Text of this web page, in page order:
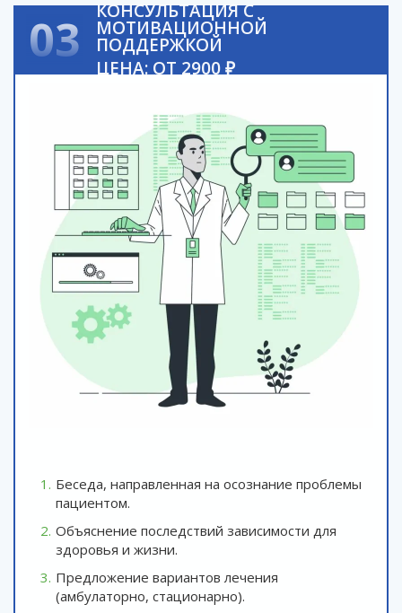
03 КОНСУЛЬТАЦИЯ С
МОТИВАЦИОННОЙ
ПОДДЕРЖКОЙ
ЦЕНА: ОТ 2900 ₽
Беседа, направленная на осознание проблемы
пациентом.
Объяснение последствий зависимости для
здоровья и жизни.
Предложение вариантов лечения
(амбулаторно, стационарно).